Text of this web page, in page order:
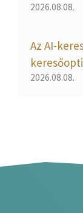
2026.08.08.
Az AI-
2026.08.08.